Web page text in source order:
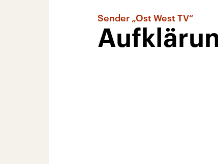
Sender „Ost West TV“